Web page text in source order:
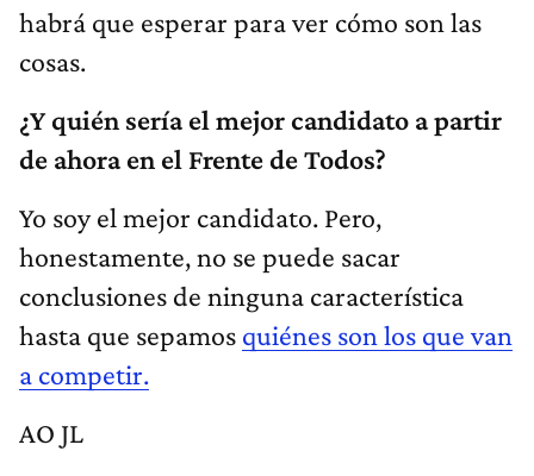
habrá que esperar para ver cómo son las
cosas.
¿Y quién sería el mejor candidato a partir
de ahora en el Frente de Todos?
Yo soy el mejor candidato. Pero,
honestamente, no se puede sacar
conclusiones de ninguna característica
hasta que sepamos quiénes son los que van
a competir.
AO JL